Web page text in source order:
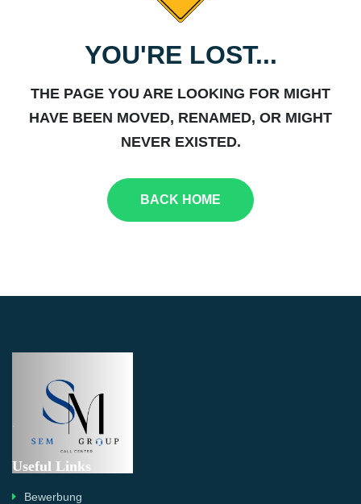
YOU'RE LOST...
THE PAGE YOU ARE LOOKING FOR MIGHT
HAVE BEEN MOVED, RENAMED, OR MIGHT
NEVER EXISTED.
BACK HOME
Useful Links
Bewerbung